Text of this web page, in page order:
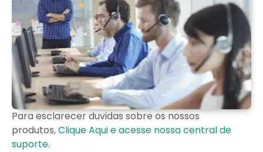
Para esclarecer duvidas sobre os nossos
produtos,Clique Aqui e acesse nossa central de
suporte.